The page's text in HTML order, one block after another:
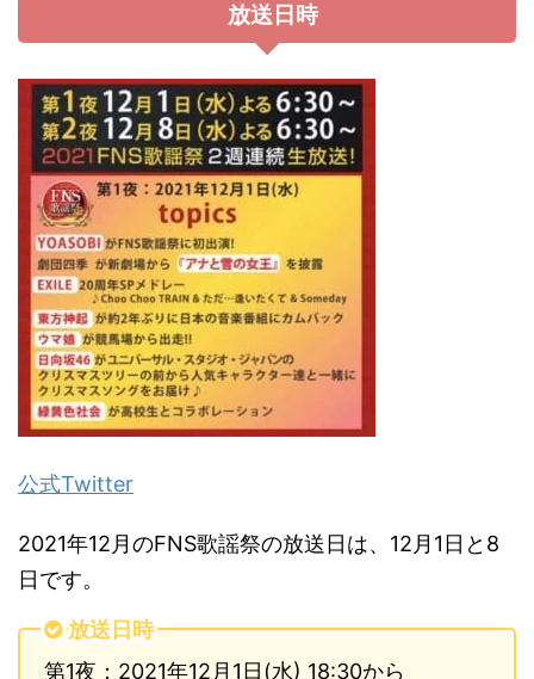
放送日時
公式Twitter
2021年12月のFNS歌謡祭の放送日は、12月1日と8
日です。
放送日時
第1夜：2021年12月1日(水) 18:30から